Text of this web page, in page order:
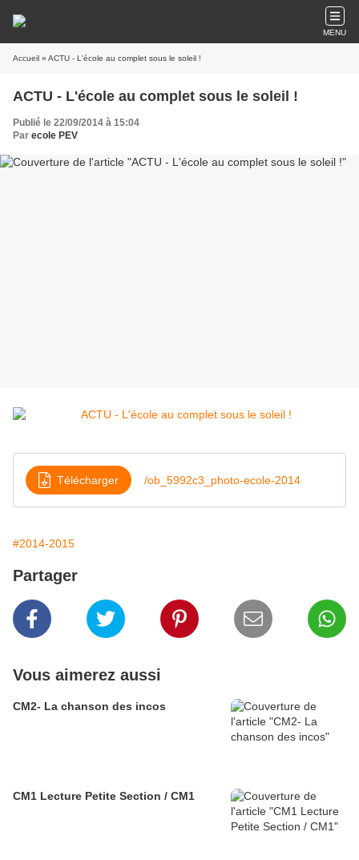
MENU
Accueil » ACTU - L'école au complet sous le soleil !
ACTU - L'école au complet sous le soleil !
Publié le 22/09/2014 à 15:04
Par ecole PEV
Télécharger /ob_5992c3_photo-ecole-2014
#2014-2015
Partager
Vous aimerez aussi
CM2- La chanson des incos
CM1 Lecture Petite Section / CM1